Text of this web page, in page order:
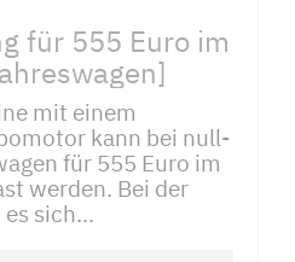
für 555 Euro im
mit einem
kann bei null-
für 555 Euro im
werden. Bei der
sich...